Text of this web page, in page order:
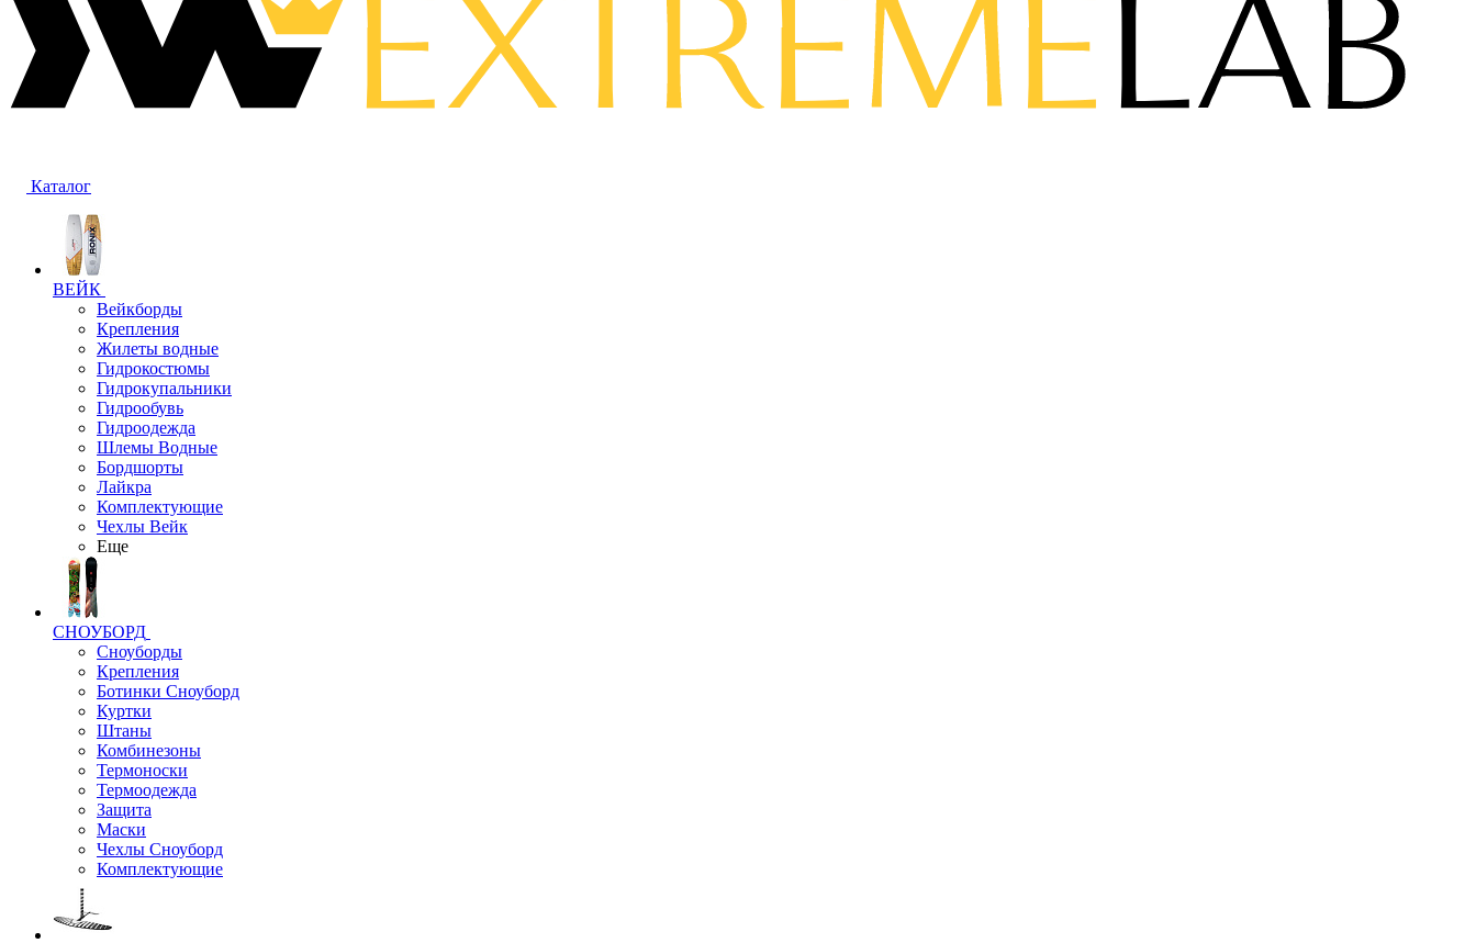
Каталог
ВЕЙК
Вейкборды
Крепления
Жилеты водные
Гидрокостюмы
Гидрокупальники
Гидрообувь
Гидроодежда
Шлемы Водные
Бордшорты
Лайкра
Комплектующие
Чехлы Вейк
Еще
СНОУБОРД
Сноуборды
Крепления
Ботинки Сноуборд
Куртки
Штаны
Комбинезоны
Термоноски
Термоодежда
Защита
Маски
Чехлы Сноуборд
Комплектующие